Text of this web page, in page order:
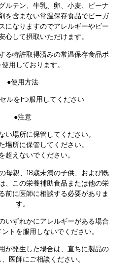
ルテン、牛乳、卵、小麦、ピーナ
を含まない常温保存食品でビーガ
になりますのでアレルギーやビー
心して摂取いただけます。
る特許取得済みの常温保存食品ボ
使用しております。
●使用方法
ルを1つ服用してください
●注意
い場所に保管してください。
場所に保管してください。
超えないでください。
母親、18歳未満の子供、および既
、この栄養補助食品または他の栄
前に医師に相談する必要がありま
す。
いずれかにアレルギーがある場合
トを服用しないでください。
が発生した場合は、直ちに製品の
医師にご相談ください。